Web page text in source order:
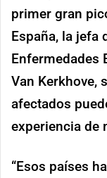
primer gran
España, la jefa
Enfermedades
Van Kerkhove,
afectados
experiencia de
“Esos países